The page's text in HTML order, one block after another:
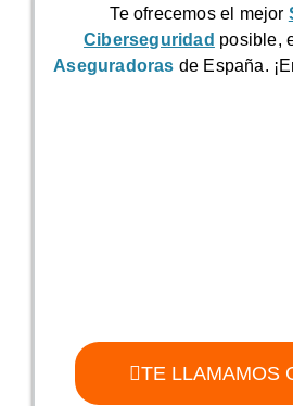
Te ofrecemos el mejor
Ciberseguridad posible,
Aseguradoras de España.
TE LLAMAMOS